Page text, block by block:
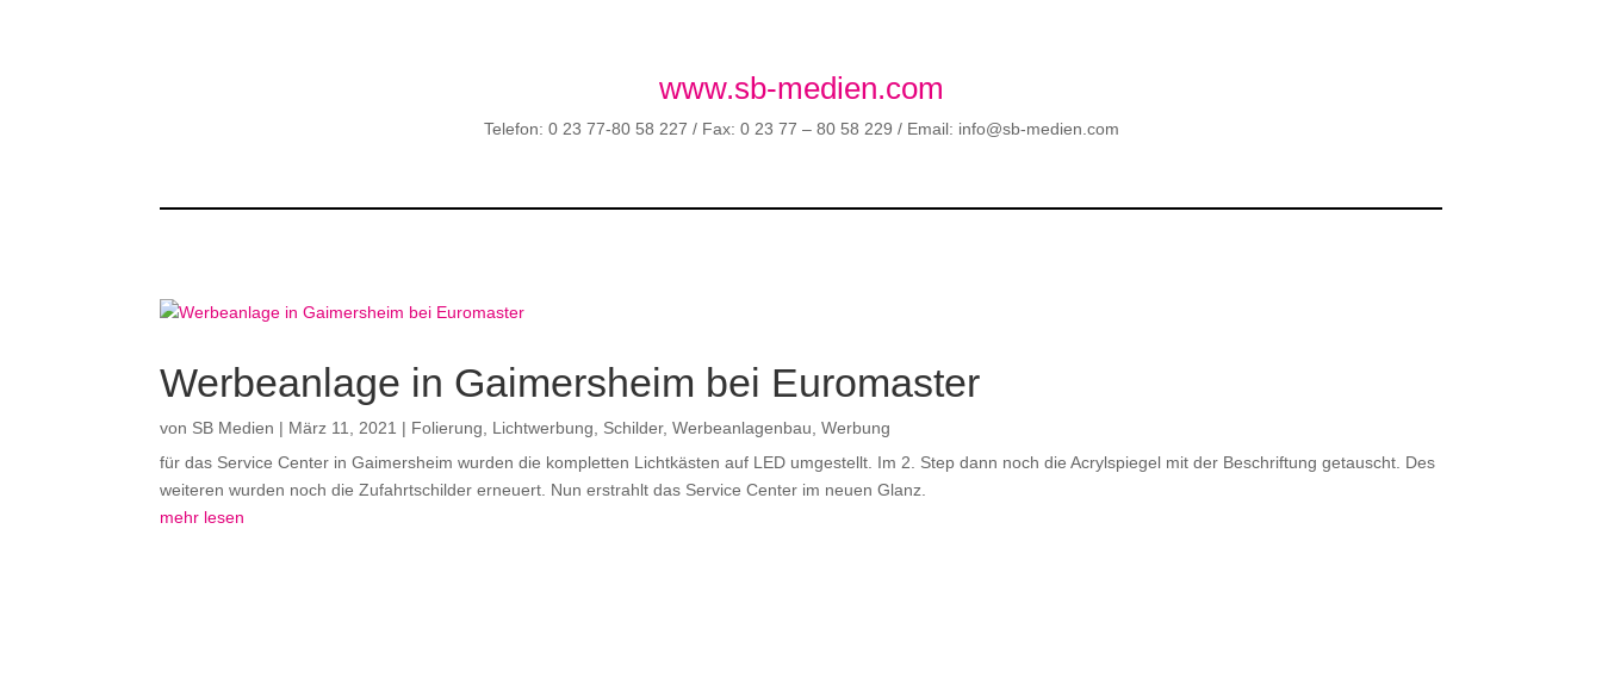
www.sb-medien.com
Telefon: 0 23 77-80 58 227 / Fax: 0 23 77 – 80 58 229 / Email: info@sb-medien.com
Werbeanlage in Gaimersheim bei Euromaster
von SB Medien | März 11, 2021 | Folierung Lichtwerbung Schilder,Werbeanlagenbau ,Werbung
für das Service Center in Gaimersheim wurden die kompletten Lichtkästen auf LED umgestellt. Im 2. Step dann noch die Acrylspiegel mit der Beschriftung getauscht. Des
weiteren wurden noch die Zufahrtschilder erneuert. Nun erstrahlt das Service Center im neuen Glanz.
mehr lesen